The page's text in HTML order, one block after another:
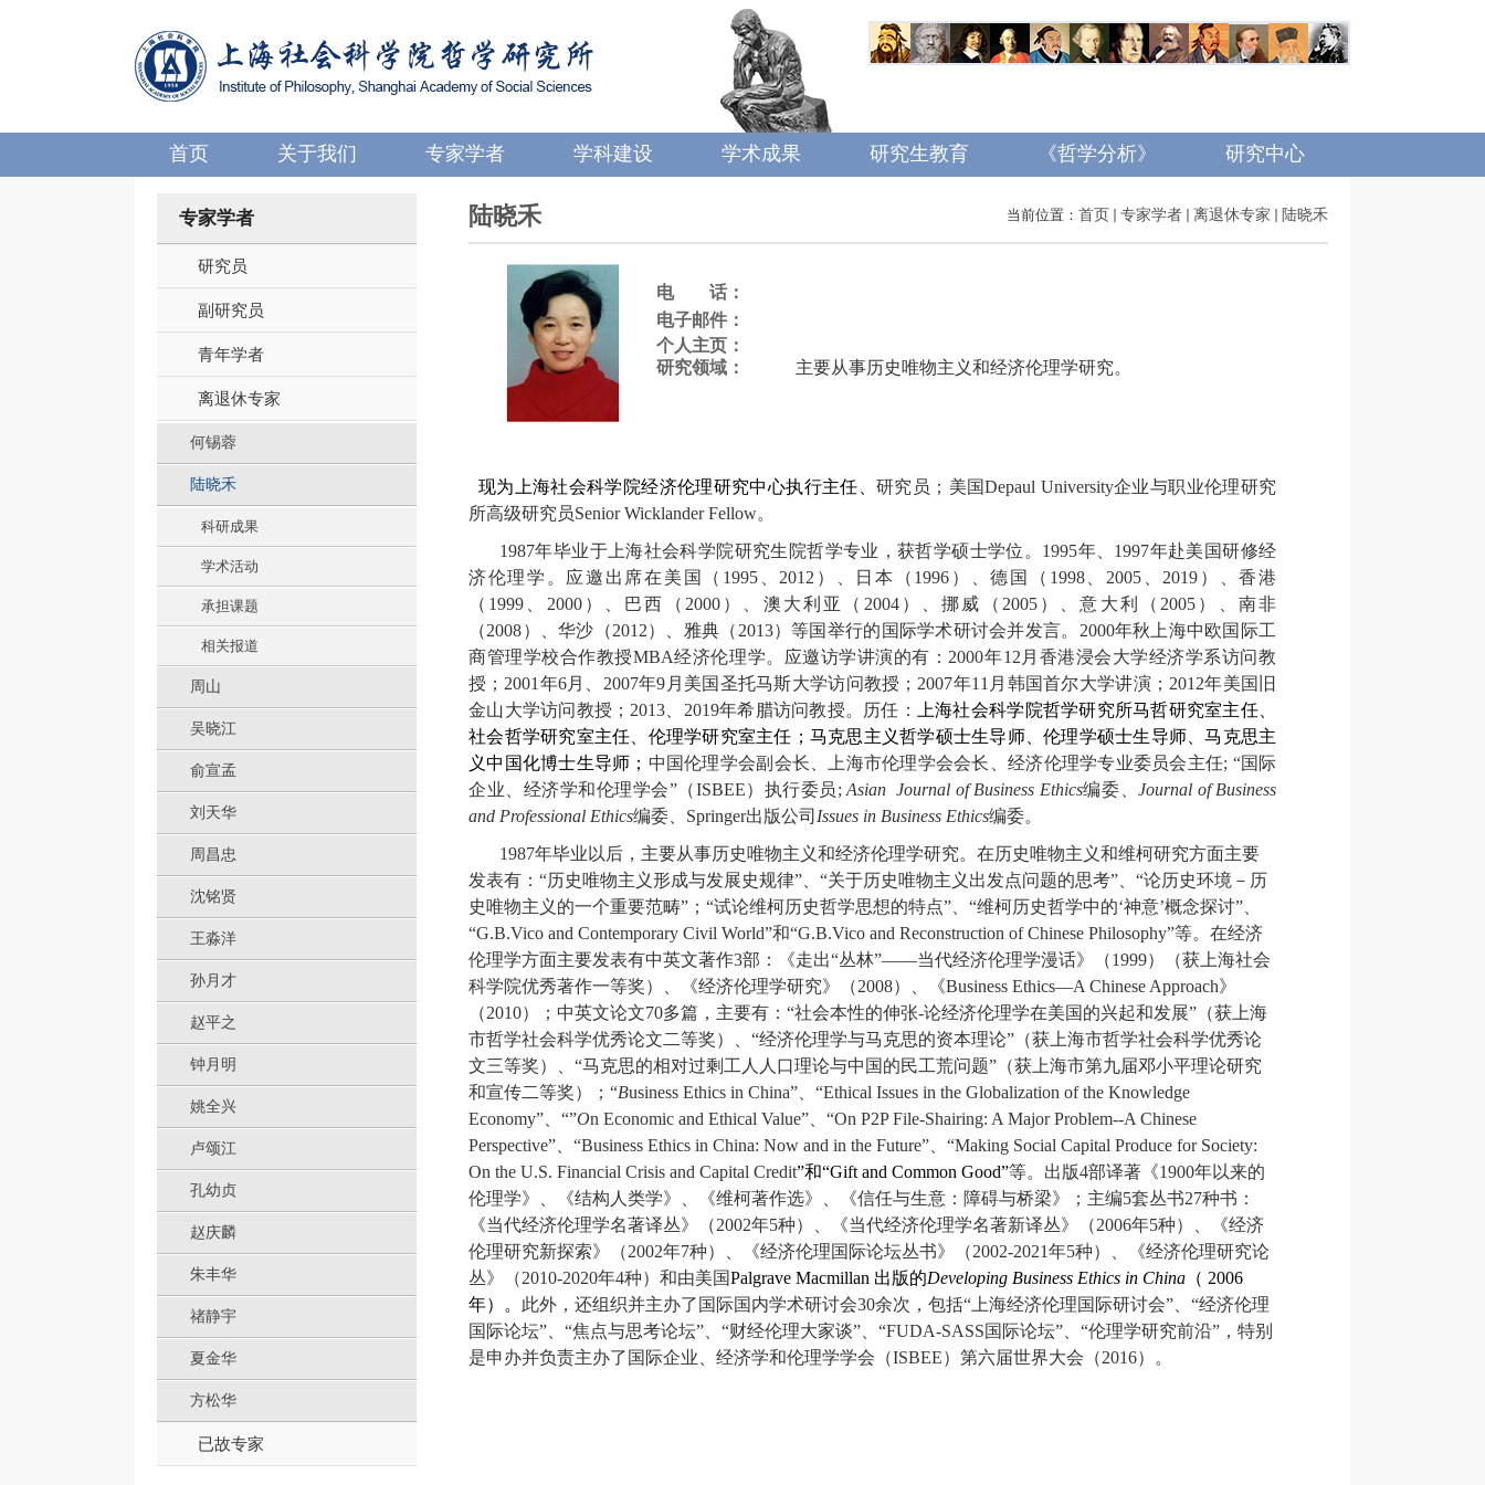
首页 关于我们 专家学者 学科建设 学术成果 研究生教育 《哲学分析》 研究中心
专家学者
研究员
副研究员
青年学者
离退休专家
何锡蓉
陆晓禾
科研成果
学术活动
承担课题
相关报道
周山
吴晓江
俞宣孟
刘天华
周昌忠
沈铭贤
王淼洋
孙月才
赵平之
钟月明
姚全兴
卢颂江
孔幼贞
赵庆麟
朱丰华
禇静宇
夏金华
方松华
已故专家
陆晓禾 当前位置： 首页 专家学者 离退休专家 陆晓禾
电 话：
电子邮件：
个人主页：
研究领域：
主要从事历史唯物主义和经济伦理学研究。
现为上海社会科学院经济伦理研究中心执行主任、 研究员；美国Depaul University企业与职业伦理研究
所高级研究员Senior Wicklander Fellow。
1987年毕业于上海社会科学院研究生院哲学专业，获哲学硕士学位。 1995年、 1997年赴美国研修经
济伦理学。应邀出席在美国（ 1995、 2012 ）、日本（ 1996 ）、德国（ 1998、 2005、 2019 ）、香港
（ 1999 2000）、巴西（ 2000）、澳大利亚（ 2004）、挪威（ 2005）、意大利（ 2005 ）、南非
（2008）、华沙（2012）、雅典（ 2013）等国举行的国际学术研讨会并发言。 2000年秋上海中欧国际工
商管理学校合作教授MBA经济伦理学。应邀访学讲演的有： 2000年12 月香港浸会大学经济学系访问教
授； 2001 年6月、 2007年9 月美国圣托马斯大学访问教授； 2007年11 月韩国首尔大学讲演； 2012年美国旧
金山大学访问教授； 2013 2019年希腊访问教授。历任：
上海社会科学院哲学研究所马哲研究室主任、
社会哲学研究室主任、伦理学研究室主任；马克思主义哲学硕士生导师、伦理学硕士生导师、马克思主
义中国化博士生导师； 中国伦理学会副会长、上海市伦理学会会长、经济伦理学专业委员会主任; “国际
企业、经济学和伦理学会”（ISBEE）执行委员; Asian Journal of Business Ethics编委、Journal of Business
and Professional Ethics编委、 Springer出版公司 Issues in Business Ethics编委。
1987年毕业以后，主要从事历史唯物主义和经济伦理学研究。在历史唯物主义和维柯研究方面主要
发表有：“历史唯物主义形成与发展史规律”、“关于历史唯物主义出发点问题的思考”、“论历史环境－历
史唯物主义的一个重要范畴”；“试论维柯历史哲学思想的特点”、“维柯历史哲学中的‘神意’概念探讨”、
“G.B.Vico and Contemporary Civil World”和“G.B.Vico and Reconstruction of Chinese Philosophy”等。在经济
伦理学方面主要发表有中英文著作3部：《走出“丛林”——当代经济伦理学漫话》（1999）（获上海社会
科学院优秀著作一等奖）、《经济伦理学研究》（2008）、《Business Ethics—A Chinese Approach》
（2010）；中英文论文70多篇，主要有：“社会本性的伸张-论经济伦理学在美国的兴起和发展”（获上海
市哲学社会科学优秀论文二等奖）、“经济伦理学与马克思的资本理论”（获上海市哲学社会科学优秀论
文三等奖）、“马克思的相对过剩工人人口理论与中国的民工荒问题”（获上海市第九届邓小平理论研究
和宣传二等奖）；“Business Ethics in China”、“Ethical Issues in the Globalization of the Knowledge
Economy”、“”On Economic and Ethical Value”、“On P2P File-Shairing: A Major Problem--A Chinese
Perspective”、“Business Ethics in China: Now and in the Future”、“Making Social Capital Produce for Society:
On the U.S. Financial Crisis and Capital Credit”和“Gift and Common Good”等。出版4部译著《1900年以来的
伦理学》、《结构人类学》、《维柯著作选》、《信任与生意：障碍与桥梁》；主编5套丛书27种书：
《当代经济伦理学名著译丛》（2002年5种）、《当代经济伦理学名著新译丛》（2006年5种）、《经济
伦理研究新探索》（2002年7种）、《经济伦理国际论坛丛书》（2002-2021年5种）、《经济伦理研究论
丛》（2010-2020年4种）和由美国Palgrave Macmillan 出版的Developing Business Ethics in China （ 2006
年）。 此外，还组织并主办了国际国内学术研讨会30余次，包括“上海经济伦理国际研讨会”、“经济伦理
国际论坛”、“焦点与思考论坛”、“财经伦理大家谈”、“FUDA-SASS国际论坛”、“伦理学研究前沿”，特别
是申办并负责主办了国际企业、经济学和伦理学学会（ISBEE）第六届世界大会（2016）。